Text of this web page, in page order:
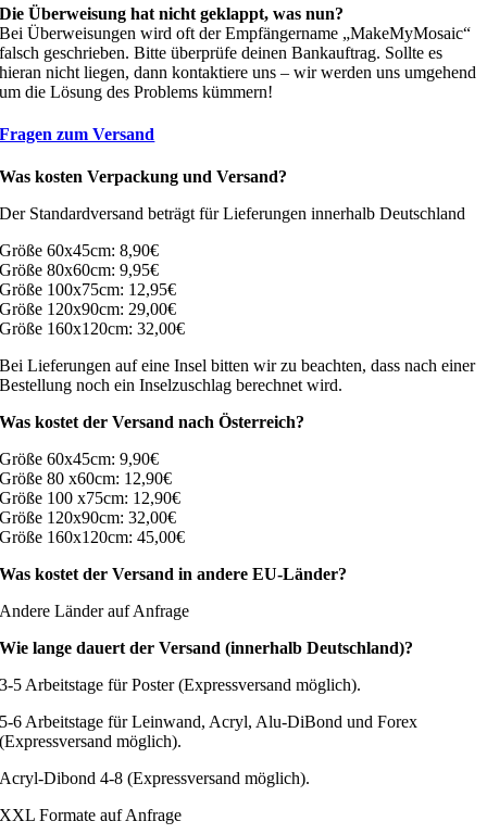
Die Überweisung hat nicht geklappt, was nun?
Bei Überweisungen wird oft der Empfängername „MakeMyMosaic“
falsch geschrieben. Bitte überprüfe deinen Bankauftrag. Sollte es
hieran nicht liegen, dann kontaktiere uns – wir werden uns umgehend
um die Lösung des Problems kümmern!
Fragen zum Versand
Was kosten Verpackung und Versand?
Der Standardversand beträgt für Lieferungen innerhalb Deutschland
Größe 60x45cm: 8,90€
Größe 80x60cm: 9,95€
Größe 100x75cm: 12,95€
Größe 120x90cm: 29,00€
Größe 160x120cm: 32,00€
Bei Lieferungen auf eine Insel bitten wir zu beachten, dass nach einer
Bestellung noch ein Inselzuschlag berechnet wird.
Was kostet der Versand nach Österreich?
Größe 60x45cm: 9,90€
Größe 80 x60cm: 12,90€
Größe 100 x75cm: 12,90€
Größe 120x90cm: 32,00€
Größe 160x120cm: 45,00€
Was kostet der Versand in andere EU-Länder?
Andere Länder auf Anfrage
Wie lange dauert der Versand (innerhalb Deutschland)?
3-5 Arbeitstage für Poster (Expressversand möglich).
5-6 Arbeitstage für Leinwand, Acryl, Alu-DiBond und Forex
(Expressversand möglich).
Acryl-Dibond 4-8 (Expressversand möglich).
XXL Formate auf Anfrage